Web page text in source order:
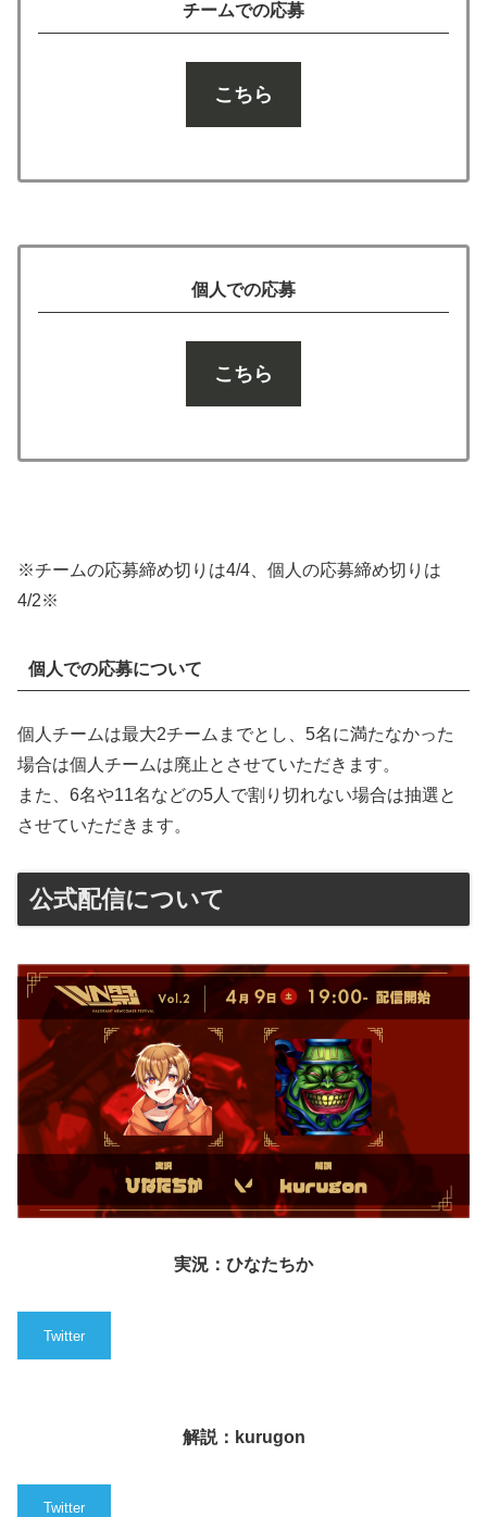
チームでの応募
こちら
個人での応募
こちら
※チームの応募締め切りは4/4、個人の応募締め切りは
4/2※
個人での応募について
個人チームは最大2チームまでとし、5名に満たなかった
場合は個人チームは廃止とさせていただきます。
また、6名や11名などの5人で割り切れない場合は抽選と
させていただきます。
公式配信について
実況：ひなたちか
Twitter
解説：kurugon
Twitter